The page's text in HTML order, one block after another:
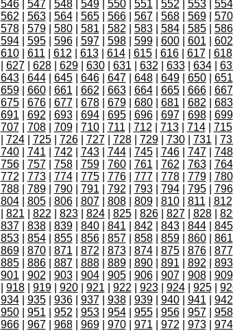
546| 547| 548| 549| 550| 551 552 553| 554
562
563| 564| 565| 566| 567| 568| 569| 570
578| 579| 580| 581 582 583| 584| 585| 586
594| 595| 596| 597| 598| 599| 600| 601 602
610| 611 612 613| 614| 615| 616| 617| 618
627| 628| 629| 630| 631 632 633| 634|
643| 644| 645| 646| 647| 648| 649| 650| 651
659| 660| 661 662 663| 664| 665| 666| 667
675| 676| 677| 678| 679| 680| 681 682 683
691
692 693| 694| 695| 696| 697| 698| 699
707| 708| 709| 710| 711 712 713| 714| 715
724| 725| 726| 727| 728| 729| 730| 731
740| 741 742 743| 744| 745| 746| 747| 748
756| 757| 758| 759| 760| 761 762 763| 764
772
773| 774| 775| 776| 777| 778| 779| 780
788| 789| 790| 791 792 793| 794| 795| 796
804| 805| 806| 807| 808| 809| 810| 811 812
821 822 823| 824| 825| 826| 827| 828|
837| 838| 839| 840| 841 842 843| 844| 845
853| 854| 855| 856| 857| 858| 859| 860| 861
869| 870| 871 872 873| 874| 875| 876| 877
885| 886| 887| 888| 889| 890| 891 892 893
901
902 903| 904| 905| 906| 907| 908| 909
918| 919| 920| 921 922 923| 924| 925|
934| 935| 936| 937| 938| 939| 940| 941 942
950| 951 952 953| 954| 955| 956| 957| 958
966| 967| 968| 969| 970| 971 972 973| 974